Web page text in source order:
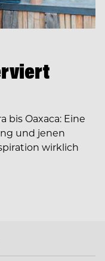
bis Oaxaca: Eine
und jenen
wirklich